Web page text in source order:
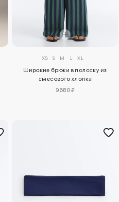
XS S M L XL
Широкие брюки в полоску из
смесового хлопка
9680 ₽